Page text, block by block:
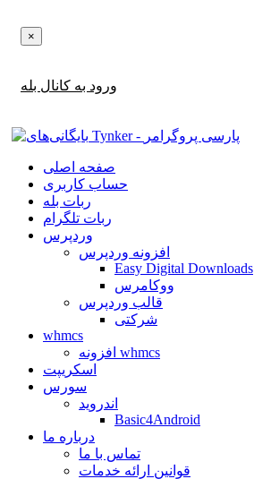
×
ورود به کانال بله
صفحه اصلی
حساب کاربری
ربات بله
ربات تلگرام
وردپرس
افزونه وردپرس
Easy Digital Downloads
ووکامرس
قالب وردپرس
شرکتی
whmcs
افزونه whmcs
اسکریپت
سورس
اندروید
Basic4Android
درباره ما
تماس با ما
قوانین ارائه خدمات